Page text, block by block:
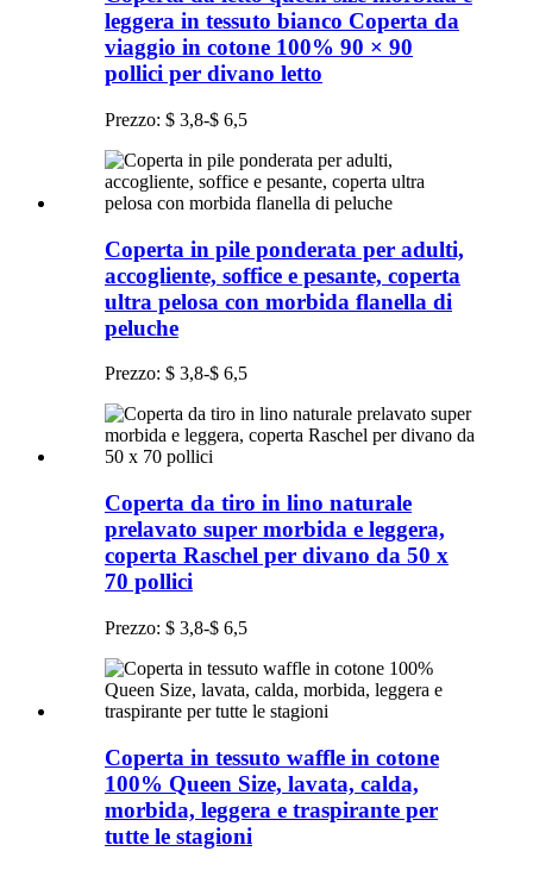
leggera in tessuto bianco Coperta da
viaggio in cotone 100% 90 × 90
pollici per divano letto
Prezzo: $ 3,8-$ 6,5
Coperta in pile ponderata per adulti,
accogliente, soffice e pesante, coperta
ultra pelosa con morbida flanella di
peluche
Prezzo: $ 3,8-$ 6,5
Coperta da tiro in lino naturale
prelavato super morbida e leggera,
coperta Raschel per divano da 50 x
70 pollici
Prezzo: $ 3,8-$ 6,5
Coperta in tessuto waffle in cotone
100% Queen Size, lavata, calda,
morbida, leggera e traspirante per
tutte le stagioni